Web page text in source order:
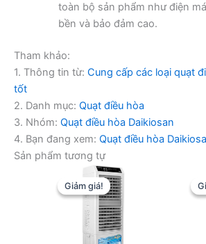
toàn bộ sản phẩm như điện
bền và bảo đảm cao.
Tham khảo:
1. Thông tin từ: Cung cấp các loại quạt
tốt
2. Danh mục: Quạt điều hòa
3. Nhóm: Quạt điều hòa Daikiosan
4. Bạn đang xem: Quạt điều hòa
Sản phẩm tương tự
Giảm giá!
Giảm giá!